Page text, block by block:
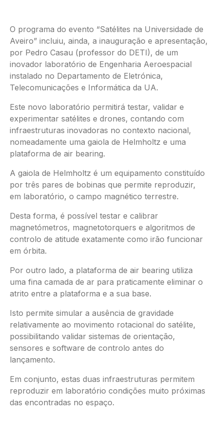
O programa do evento “Satélites na Universidade de
Aveiro” incluiu, ainda, a inauguração e apresentação,
por Pedro Casau (professor do DETI), de um
inovador laboratório de Engenharia Aeroespacial
instalado no Departamento de Eletrónica,
Telecomunicações e Informática da UA.
Este novo laboratório permitirá testar, validar e
experimentar satélites e drones, contando com
infraestruturas inovadoras no contexto nacional,
nomeadamente uma gaiola de Helmholtz e uma
plataforma de air bearing.
A gaiola de Helmholtz é um equipamento constituído
por três pares de bobinas que permite reproduzir,
em laboratório, o campo magnético terrestre.
Desta forma, é possível testar e calibrar
magnetómetros, magnetotorquers e algoritmos de
controlo de atitude exatamente como irão funcionar
em órbita.
Por outro lado, a plataforma de air bearing utiliza
uma fina camada de ar para praticamente eliminar o
atrito entre a plataforma e a sua base.
Isto permite simular a ausência de gravidade
relativamente ao movimento rotacional do satélite,
possibilitando validar sistemas de orientação,
sensores e software de controlo antes do
lançamento.
Em conjunto, estas duas infraestruturas permitem
reproduzir em laboratório condições muito próximas
das encontradas no espaço.